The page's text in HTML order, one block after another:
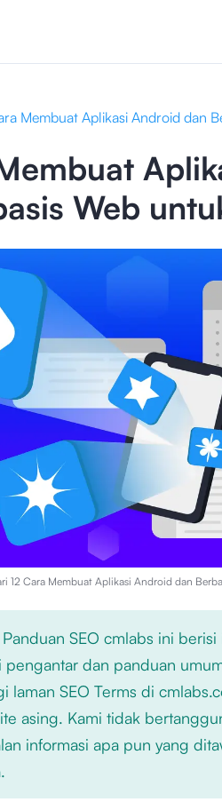
Membuat Aplikasi Android dan
Web
12 Cara Membuat Aplikasi Android dan
Panduan SEO cmlabs ini
pengantar dan panduan
laman SEO Terms di
asing. Kami tidak
informasi apa pun yang